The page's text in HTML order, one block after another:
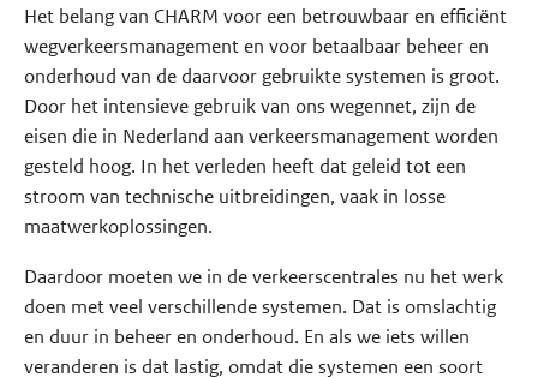
Het belang van CHARM voor een betrouwbaar en efficiënt
wegverkeersmanagement en voor betaalbaar beheer en
onderhoud van de daarvoor gebruikte systemen is groot.
Door het intensieve gebruik van ons wegennet, zijn de
eisen die in Nederland aan verkeersmanagement worden
gesteld hoog. In het verleden heeft dat geleid tot een
stroom van technische uitbreidingen, vaak in losse
maatwerkoplossingen.
Daardoor moeten we in de verkeerscentrales nu het werk
doen met veel verschillende systemen. Dat is omslachtig
en duur in beheer en onderhoud. En als we iets willen
veranderen is dat lastig, omdat die systemen een soort